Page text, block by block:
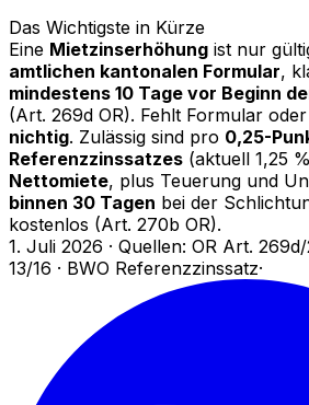
Das Wichtigste in Kürze
Eine Mietzinserhöhung ist nur
amtlichen kantonalen Formular,
mindestens 10 Tage vor Beginn
(Art. 269d OR). Fehlt Formular
nichtig. Zulässig sind pro 0,25-
Referenzzinssatzes (aktuell 1,25
Nettomiete, plus Teuerung und
binnen 30 Tagen bei der
kostenlos (Art. 270b OR).
1. Juli 2026 · Quellen: OR Art.
13/16 · BWO Referenzzinssatz·